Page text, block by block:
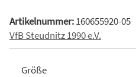
Artikelnummer:160655920-05
VfB Steudnitz 1990 e.V.
Größe